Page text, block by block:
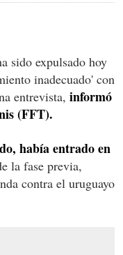
sido expulsado hoy
inadecuado' con
entrevista, informó
(FFT).
había entrado en
la fase previa,
contra el uruguayo